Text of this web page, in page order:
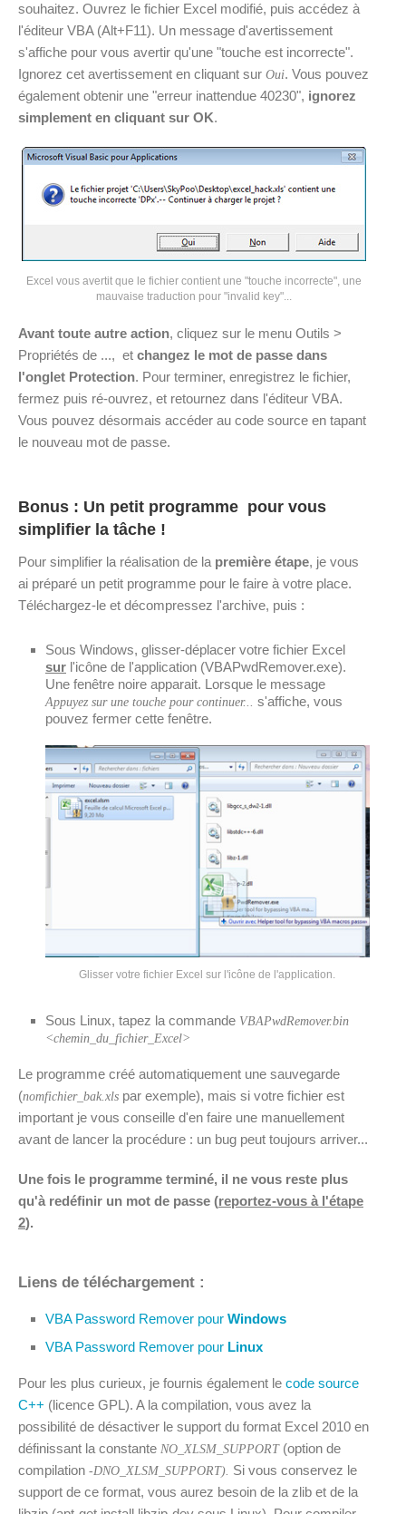
souhaitez. Ouvrez le fichier Excel modifié, puis accédez à
l'éditeur VBA (Alt+F11). Un message d'avertissement
s'affiche pour vous avertir qu'une "touche est incorrecte".
Ignorez cet avertissement en cliquant sur Oui. Vous pouvez
également obtenir une "erreur inattendue 40230", ignorez
simplement en cliquant sur OK.
Excel vous avertit que le fichier contient une "touche incorrecte", une
mauvaise traduction pour "invalid key"...
Avant toute autre action, cliquez sur le menu Outils >
Propriétés de ..., et changez le mot de passe dans
l'onglet Protection. Pour terminer, enregistrez le fichier,
fermez puis ré-ouvrez, et retournez dans l'éditeur VBA.
Vous pouvez désormais accéder au code source en tapant
le nouveau mot de passe.
Bonus : Un petit programme pour vous
simplifier la tâche !
Pour simplifier la réalisation de la première étape, je vous
ai préparé un petit programme pour le faire à votre place.
Téléchargez-le et décompressez l'archive, puis :
Sous Windows, glisser-déplacer votre fichier Excel
sur l'icône de l'application (VBAPwdRemover.exe).
Une fenêtre noire apparait. Lorsque le message
Appuyez sur une touche pour continuer... s'affiche, vous
pouvez fermer cette fenêtre.
Glisser votre fichier Excel sur l'icône de l'application.
Sous Linux, tapez la commande VBAPwdRemover.bin
<chemin_du_fichier_Excel>
Le programme créé automatiquement une sauvegarde
(nomfichier_bak.xls par exemple), mais si votre fichier est
important je vous conseille d'en faire une manuellement
avant de lancer la procédure : un bug peut toujours arriver...
Une fois le programme terminé, il ne vous reste plus
qu'à redéfinir un mot de passe (reportez-vous à l'étape
2).
Liens de téléchargement :
VBA Password Remover pour Windows
VBA Password Remover pour Linux
Pour les plus curieux, je fournis également le code source
C++ (licence GPL). A la compilation, vous avez la
possibilité de désactiver le support du format Excel 2010 en
définissant la constante NO_XLSM_SUPPORT(option de
compilation -DNO_XLSM_SUPPORT). Si vous conservez le
support de ce format, vous aurez besoin de la zlib et de la